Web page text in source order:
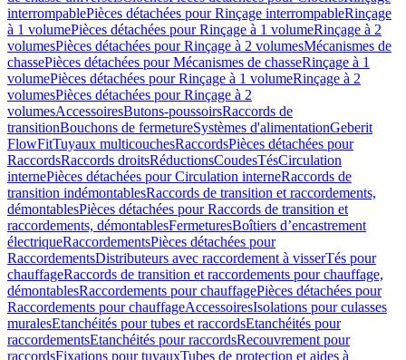
interrompablePièces détachées pour Rinçage interrompableRinçage
à 1 volumePièces détachées pour Rinçage à 1 volumeRinçage à 2
volumesPièces détachées pour Rinçage à 2 volumesMécanismes de
chassePièces détachées pour Mécanismes de chasseRinçage à 1
volumePièces détachées pour Rinçage à 1 volumeRinçage à 2
volumesPièces détachées pour Rinçage à 2
volumesAccessoiresButons-poussoirsRaccords de
transitionBouchons de fermetureSystèmes d'alimentationGeberit
FlowFitTuyaux multicouchesRaccordsPièces détachées pour
RaccordsRaccords droitsRéductionsCoudesTésCirculation
internePièces détachées pour Circulation interneRaccords de
transition indémontablesRaccords de transition et raccordements,
démontablesPièces détachées pour Raccords de transition et
raccordements, démontablesFermeturesBoîtiers d’encastrement
électriqueRaccordementsPièces détachées pour
RaccordementsDistributeurs avec raccordement à visserTés pour
chauffageRaccords de transition et raccordements pour chauffage,
démontablesRaccordements pour chauffagePièces détachées pour
Raccordements pour chauffageAccessoiresIsolations pour culasses
muralesEtanchéités pour tubes et raccordsEtanchéités pour
raccordementsEtanchéités pour raccordsRecouvrement pour
raccordsFixations pour tuyauxTubes de protection et aides à